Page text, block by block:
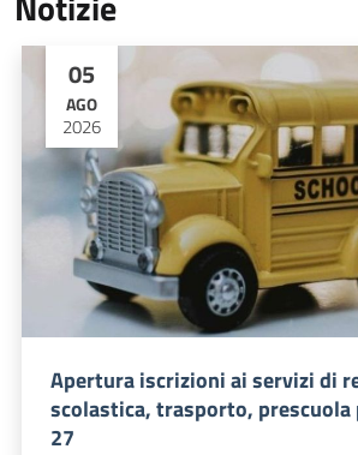
05
AGO
2026
Apertura iscrizioni ai servizi di
scolastica, trasporto, prescuola
27